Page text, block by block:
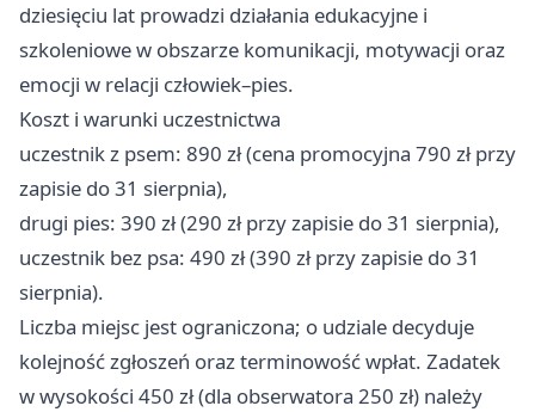
dziesięciu lat prowadzi działania edukacyjne i
szkoleniowe w obszarze komunikacji, motywacji oraz
emocji w relacji człowiek–pies.
Koszt i warunki uczestnictwa
uczestnik z psem: 890 zł (cena promocyjna 790 zł przy
zapisie do 31 sierpnia),
drugi pies: 390 zł (290 zł przy zapisie do 31 sierpnia),
uczestnik bez psa: 490 zł (390 zł przy zapisie do 31
sierpnia).
Liczba miejsc jest ograniczona; o udziale decyduje
kolejność zgłoszeń oraz terminowość wpłat. Zadatek
w wysokości 450 zł (dla obserwatora 250 zł) należy